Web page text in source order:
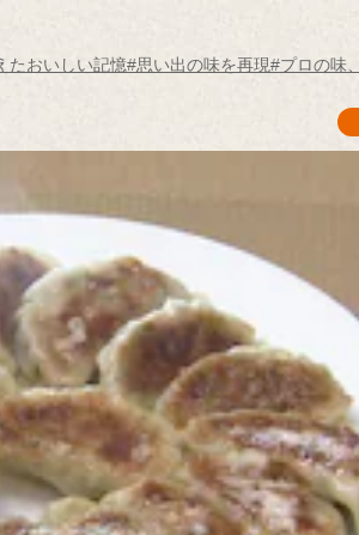
たおいしい記憶#思い出の味を再現#プロの味